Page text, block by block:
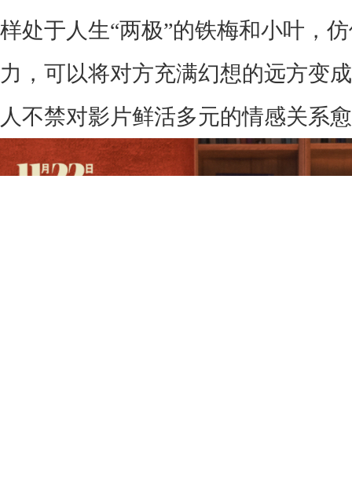
样处于人生“两极”的铁梅和小叶，
力，可以将对方充满幻想的远方变
人不禁对影片鲜活多元的情感关系